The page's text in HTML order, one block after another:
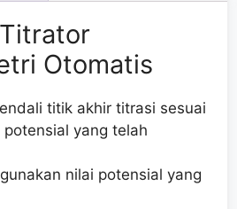
Otomatis
titik akhir titrasi sesuai
yang telah
nilai potensial yang